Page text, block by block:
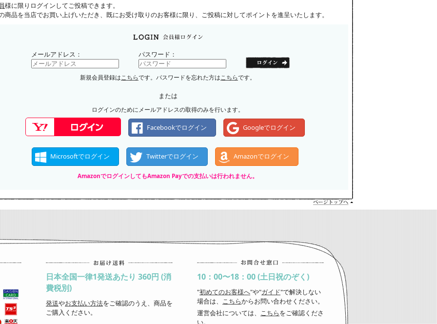
様に限りログインしてご投稿できます。
商品を当店でお買い上げいただき、既にお受け取りのお客様に限り、ご投稿に対してポイントを進呈いたします。
メールアドレス： パスワード：
新規会員登録は こちらです。パスワードを忘れた方は こちらです。
または
ログインのためにメールアドレスの取得のみを行います。
Facebookでログイン Googleでログイン
Microsoftでログイン Twitterでログイン Amazonでログイン
AmazonでログインしてもAmazon Payでの支払いは行われません。
日本全国一律1発送あたり 360円 (消
費税別)
発送やお支払い方法をご確認のうえ、商品を
ご購入ください。
10：00〜18：00 (土日祝のぞく)
"初めてのお客様へ"や"ガイド"で解決しない
場合は、
こちらからお問い合わせください。
運営会社については、
こちらをご確認くださ
い。